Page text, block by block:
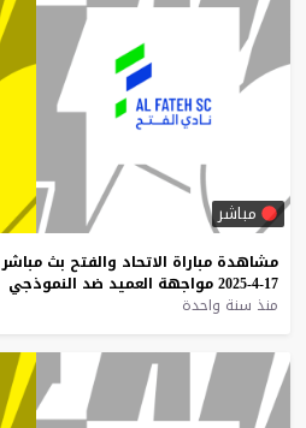
مباشر
مشاهدة مباراة الاتحاد والفتح بث مباشر
17-4-2025
مواجهة العميد ضد النموذجي
منذ سنة واحدة